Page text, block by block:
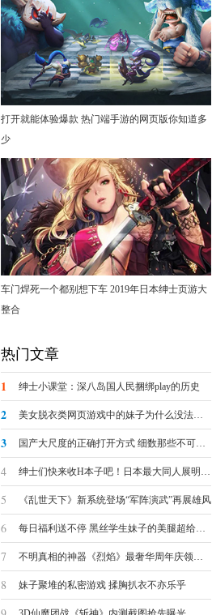
打开就能体验爆款 热门端手游的网页版你知道多
少
车门焊死一个都别想下车 2019年日本绅士页游大
整合
热门文章
1 绅士小课堂：深八岛国人民捆绑play的历史
2 美女脱衣类网页游戏中的妹子为什么没法被脱光？
3 国产大尺度的正确打开方式 细数那些不可描述的羞羞页游
4 绅士们快来收H本子吧！日本最大同人展明日开幕
5 《乱世天下》新系统登场“军阵演武”再展雄风
6 每日福利送不停 黑丝学生妹子的美腿超给力诱惑
7 不明真相的神器《烈焰》最奢华周年庆领跑全球
8 妹子聚堆的私密游戏 揉胸扒衣不亦乐乎